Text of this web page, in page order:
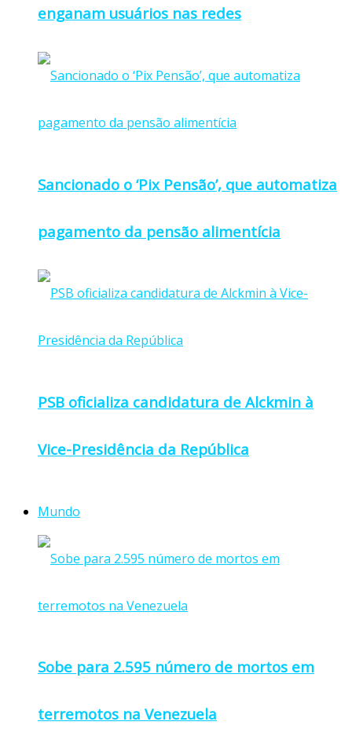
enganam usuários nas redes
Sancionado o ‘Pix Pensão’, que automatiza
pagamento da pensão alimentícia
PSB oficializa candidatura de Alckmin à
Vice-Presidência da República
Mundo
Sobe para 2.595 número de mortos em
terremotos na Venezuela